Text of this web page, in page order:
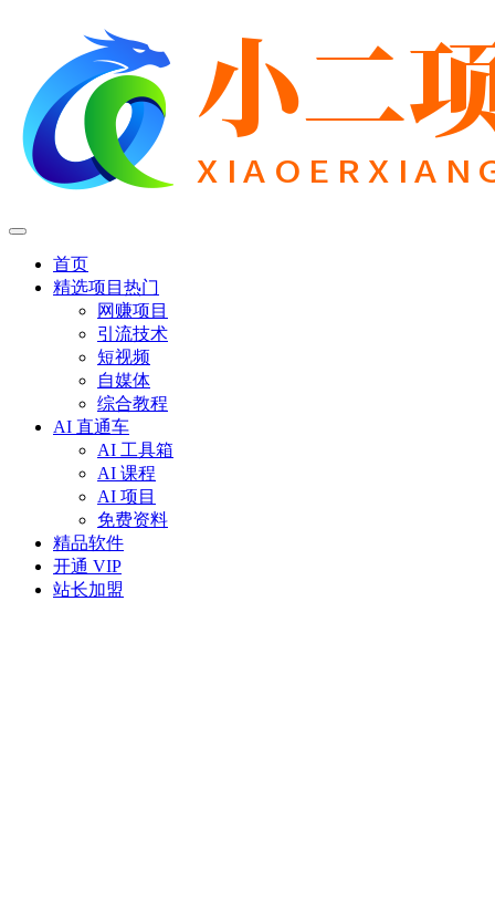
首页
精选项目 热门
网赚项目
引流技术
短视频
自媒体
综合教程
AI 直通车
AI 工具箱
AI 课程
AI 项目
免费资料
精品软件
开通 VIP
站长加盟